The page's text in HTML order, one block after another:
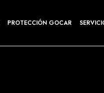
PROTECCIÓN GOCAR